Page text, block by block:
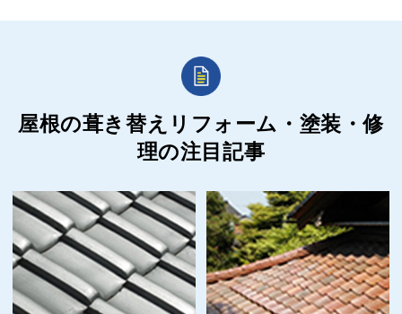
屋根の葺き替えリフォーム・塗装・修
理の注目記事